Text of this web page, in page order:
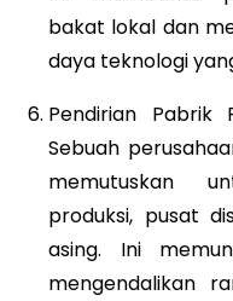
bakat lokal dan
daya teknologi
Pendirian Pabrik
Sebuah
memutuskan
produksi, pusat
asing. Ini
mengendalikan